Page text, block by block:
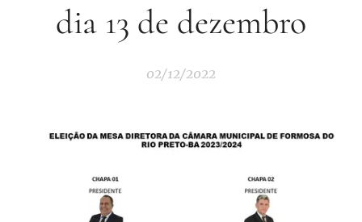
dia 13 de dezembro
02/12/2022